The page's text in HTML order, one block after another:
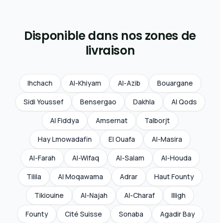
Disponible dans nos zones de
livraison
Ihchach Al-Khiyam Al-Azib
Bouargane
Sidi Youssef
Bensergao Dakhla
Al Qods
Al Fiddya
Amsernat
Talborjt
Hay Lmowadafin
El Ouafa
Al-Masira
Al-Farah
Al-Wifaq Al-Salam
Al-Houda
Tilila
Al Moqawama Adrar
Haut Founty
Tikiouine
Al-Najah Al-Charaf
Illigh
Founty
Cité Suisse Sonaba
Agadir Bay